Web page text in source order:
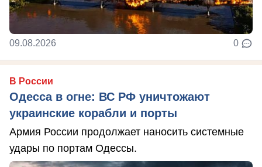
09.08.2026 0
В России
Одесса в огне: ВС РФ уничтожают
украинские корабли и порты
Армия России продолжает наносить системные
удары по портам Одессы.